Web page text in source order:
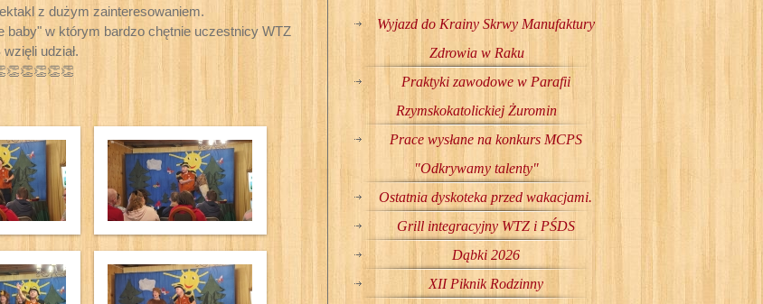
z dużym zainteresowaniem.
baby" w którym bardzo chętnie uczestnicy WTZ
udział.
Wyjazd do Krainy Skrwy Manufaktury
Zdrowia w Raku
Praktyki zawodowe w Parafii
Rzymskokatolickiej Żuromin
Prace wysłane na konkurs MCPS
"Odkrywamy talenty"
Ostatnia dyskoteka przed wakacjami.
Grill integracyjny WTZ i PŚDS
Dąbki 2026
XII Piknik Rodzinny